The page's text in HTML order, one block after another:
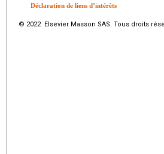
Déclaration de liens d’intérêts
© 2022 Elsevier Masson SAS. Tous droits